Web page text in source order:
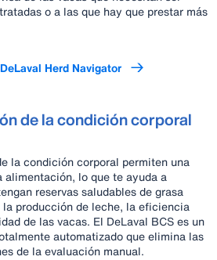
o a las que hay que prestar más
Herd Navigator
de la condición corporal
la condición corporal permiten una
lo que te ayuda a
reservas saludables de grasa
producción de leche, la eficiencia
de las vacas. El DeLaval BCS es un
automatizado que elimina las
de la evaluación manual.